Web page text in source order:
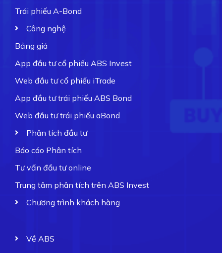
Trái phiếu A-Bond
Công nghệ
Bảng giá
App đầu tư cổ phiếu ABS Invest
Web đầu tư cổ phiếu iTrade
App đầu tư trái phiếu ABS Bond
Web đầu tư trái phiếu aBond
Phân tích đầu tư
Báo cáo Phân tích
Tư vấn đầu tư online
Trung tâm phân tích trên ABS Invest
Chương trình khách hàng
Về ABS